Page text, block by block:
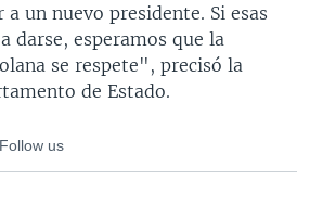
un nuevo presidente. Si esas
darse, esperamos que la
se respete", precisó la
de Estado.
Follow us